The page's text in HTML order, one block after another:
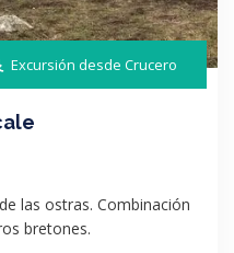
Excursión desde Crucero
las ostras. Combinación
bretones.